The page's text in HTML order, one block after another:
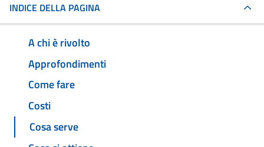
INDICE DELLA PAGINA
A chi è rivolto
Approfondimenti
Come fare
Costi
Cosa serve